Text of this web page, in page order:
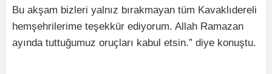
Bu akşam bizleri yalnız bırakmayan tüm Kavaklıdereli
hemşehrilerime teşekkür ediyorum. Allah Ramazan
ayında tuttuğumuz oruçları kabul etsin.” diye konuştu.